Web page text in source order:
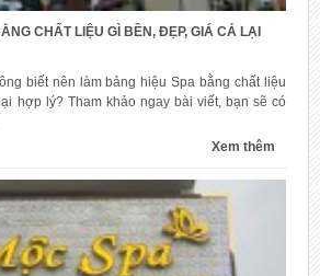
CHẤT LIỆU GÌ BỀN, ĐẸP, GIÁ CẢ LẠI
biết nên làm bảng hiệu Spa bằng chất liệu
hợp lý? Tham khảo ngay bài viết, bạn sẽ có
Xem thêm